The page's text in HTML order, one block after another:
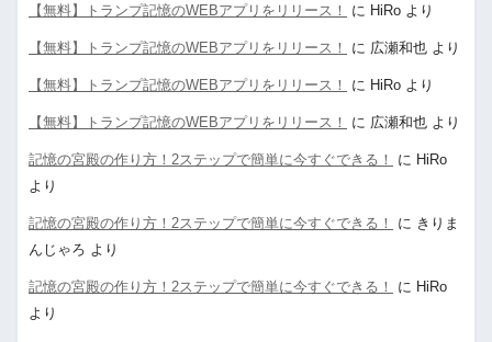
【無料】トランプ記憶のWEBアプリをリリース！ に HiRo より
【無料】トランプ記憶のWEBアプリをリリース！ に 広瀬和也 より
【無料】トランプ記憶のWEBアプリをリリース！ に HiRo より
【無料】トランプ記憶のWEBアプリをリリース！ に 広瀬和也 より
記憶の宮殿の作り方！2ステップで簡単に今すぐできる！ に HiRo
より
記憶の宮殿の作り方！2ステップで簡単に今すぐできる！ に きりま
んじゃろ より
記憶の宮殿の作り方！2ステップで簡単に今すぐできる！ に HiRo
より